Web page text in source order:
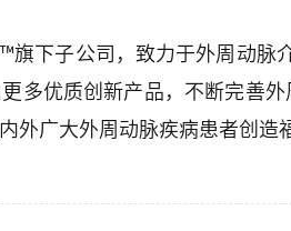
下子公司，致力于外周动
多优质创新产品，不断完善
外广大外周动脉疾病患者创造